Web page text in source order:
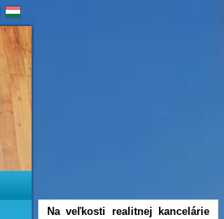
Na veľkosti realitnej kancelárie